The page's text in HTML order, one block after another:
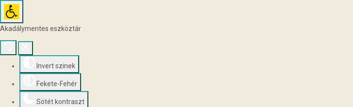
Akadálymentes eszköztár
Invert szinek
Fekete-Fehér
Sötét kontraszt